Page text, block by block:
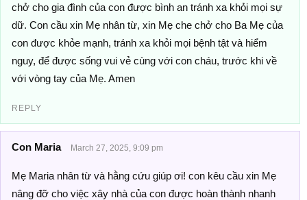
chở cho gia đình của con được bình an tránh xa khỏi mọi sự
dữ. Con cầu xin Mẹ nhân từ, xin Mẹ che chở cho Ba Mẹ của
con được khỏe mạnh, tránh xa khỏi mọi bệnh tật và hiểm
nguy, để được sống vui vẻ cùng với con cháu, trước khi về
với vòng tay của Mẹ. Amen
REPLY
Con Maria March 27, 2025, 9:09 pm
Mẹ Maria nhân từ và hằng cứu giúp ơi! con kêu cầu xin Mẹ
nâng đỡ cho việc xây nhà của con được hoàn thành nhanh